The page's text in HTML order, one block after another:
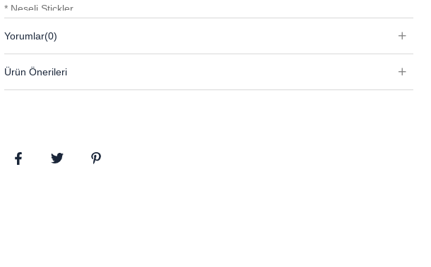
* Neşeli Stickler
* Cepli
Yorumlar(0)
Ürün Önerileri